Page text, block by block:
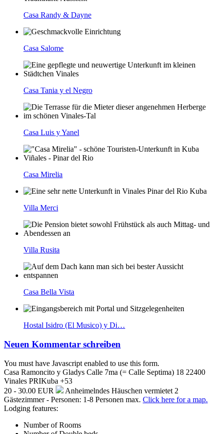
Casa Randy & Dayne
Casa Salome
Casa Tania y el Negro
Casa Luis y Yanel
Casa Mirelia
Villa Merci
Villa Rusita
Casa Bella Vista
Hostal Isidro (El Musico) y Di…
Neuen Kommentar schreiben
You must have Javascript enabled to use this form.
Casa Ramoncito y Gladys Calle 7ma (= Calle Septima) 18 22400
Vinales PRIKuba +53
20 - 30.00 EUR
Anheimelndes Häuschen vermietet 2
Gästezimmer - Personen: 1-8 Personen max. Click here for a map.
Lodging features:
Number of Rooms